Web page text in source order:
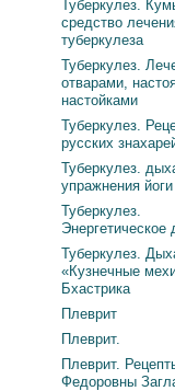
Туберкулез.
средство
туберкулеза
Туберкулез.
отварами,
настойками
Туберкулез.
русских
Туберкулез.
упражнения йоги
Туберкулез.
Энергетическое
Туберкулез.
«Кузнечные
Бхастрика
Плеврит
Плеврит.
Плеврит.
Федоровны